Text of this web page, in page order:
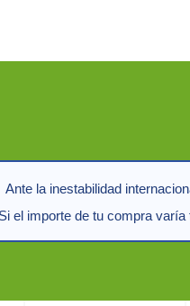
Ante la inestabilidad
el importe de tu compra varía